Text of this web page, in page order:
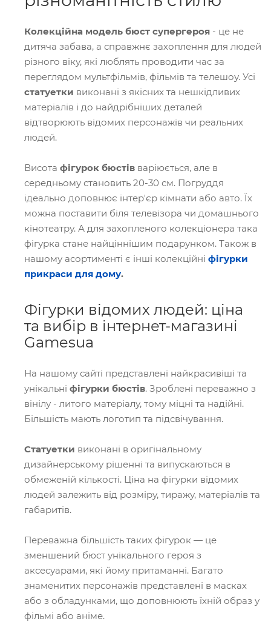
Колекційна модель бюст супергероя - це не
дитяча забава, а справжнє захоплення для людей
різного віку, які люблять проводити час за
переглядом мультфільмів, фільмів та телешоу. Усі
статуетки виконані з якісних та нешкідливих
матеріалів і до найдрібніших деталей
відтворюють відомих персонажів чи реальних
людей.
Висота фігурок бюстів варіюється, але в
середньому становить 20-30 см. Погруддя
ідеально доповнює інтер'єр кімнати або авто. Їх
можна поставити біля телевізора чи домашнього
кінотеатру. А для захопленого колекціонера така
фігурка стане найціннішим подарунком. Також в
нашому асортименті є інші колекційні фігурки
прикраси для дому.
Фігурки відомих людей: ціна
та вибір в інтернет-магазині
Gamesua
На нашому сайті представлені найкрасивіші та
унікальні фігурки бюстів. Зроблені переважно з
вінілу - литого матеріалу, тому міцні та надійні.
Більшість мають логотип та підсвічування.
Статуетки виконані в оригінальному
дизайнерському рішенні та випускаються в
обмеженій кількості. Ціна на фігурки відомих
людей залежить від розміру, тиражу, матеріалів та
габаритів.
Переважна більшість таких фігурок — це
зменшений бюст унікального героя з
аксесуарами, які йому притаманні. Багато
знаменитих персонажів представлені в масках
або з обладунками, що доповнюють їхній образ у
фільмі або аніме.